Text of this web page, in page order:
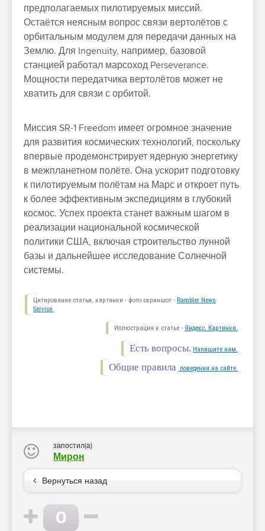
предполагаемых пилотируемых миссий.
Остаётся неясным вопрос связи вертолётов с
орбитальным модулем для передачи данных на
Землю. Для Ingenuity, например, базовой
станцией работал марсоход Perseverance.
Мощности передатчика вертолётов может не
хватить для связи с орбитой.
Миссия SR-1 Freedom имеет огромное значение
для развития космических технологий, поскольку
впервые продемонстрирует ядерную энергетику
в межпланетном полёте. Она ускорит подготовку
к пилотируемым полётам на Марс и откроет путь
к более эффективным экспедициям в глубокий
космос. Успех проекта станет важным шагом в
реализации национальной космической
политики США, включая строительство лунной
базы и дальнейшее исследование Солнечной
системы.
Цитирование статьи, картинки - фото скриншот - Rambler News
Service.
Иллюстрация к статье - Яндекс. Картинки.
Есть вопросы. Напишите нам.
Общие правила поведения на сайте.
запостил(а)
Мирон
Вернуться назад
0